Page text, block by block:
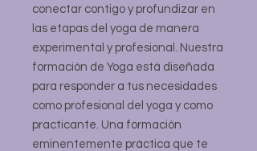
conectar contigo y profundizar en
las etapas del yoga de manera
experimental y profesional. Nuestra
formación de Yoga está diseñada
para responder a tus necesidades
como profesional del yoga y como
practicante. Una formación
eminentemente práctica que te